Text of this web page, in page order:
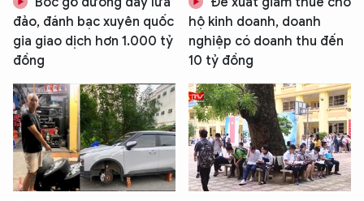
đảo, đánh bạc xuyên quốc
gia giao dịch hơn 1.000 tỷ
đồng
hộ kinh doanh, doanh
nghiệp có doanh thu đến
10 tỷ đồng
XIN CHÀO,
TÔI LÀ CHATBOT CỦA
Hãy hỏi tôi bất kỳ điều gì bạn cần biết về
An Ninh Thủ Đô nhé. Tôi sẵn sàng hỗ trợ!